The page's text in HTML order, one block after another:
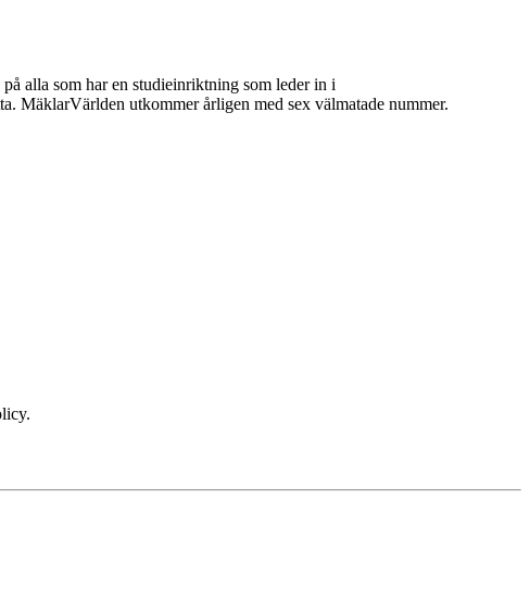
alla som har en studieinriktning som leder in i
MäklarVärlden utkommer årligen med sex välmatade nummer.